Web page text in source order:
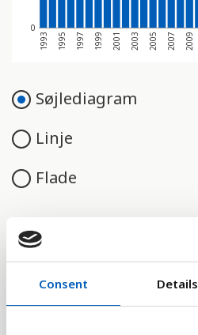
Consent Details
0
1993 1995 1997 1999 2001 2003 2005 2007 2009
Søjlediagram
Linje
Flade